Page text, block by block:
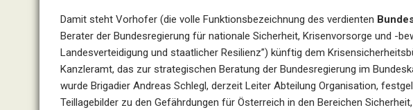
Damit steht Vorhofer (die volle Funktionsbezeichnung des verdienten
Berater der Bundesregierung für nationale Sicherheit, Krisenvorsorge und -
Landesverteidigung und staatlicher Resilienz”) künftig dem
Kanzleramt, das zur strategischen Beratung der Bundesregierung im
wurde Brigadier Andreas Schlegl, derzeit Leiter Abteilung Organisation,
Teillagebilder zu den Gefährdungen für Österreich in den Bereichen